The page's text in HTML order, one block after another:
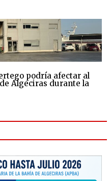
podría afectar al
Algeciras durante la